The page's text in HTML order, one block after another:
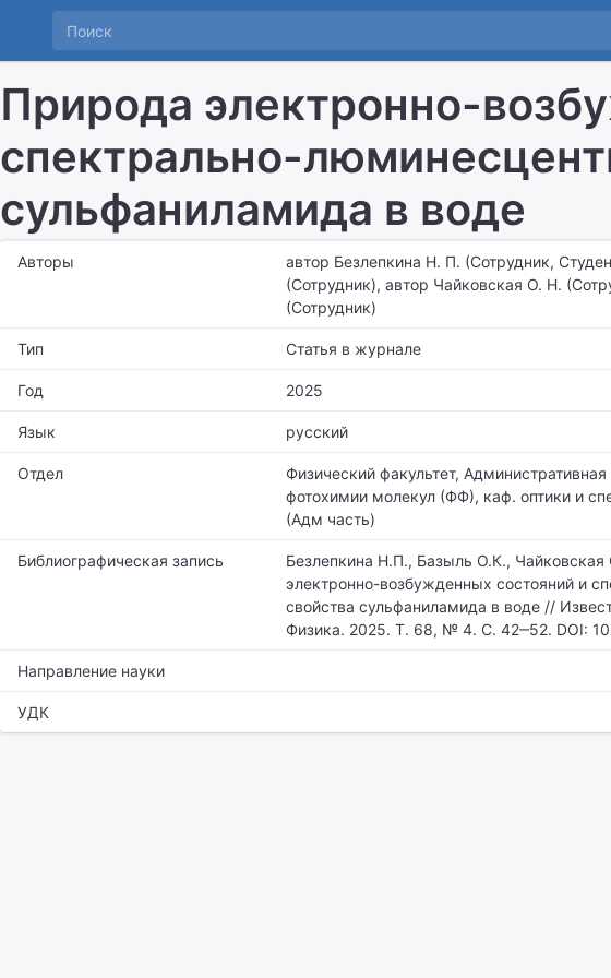
Природа электронно-
спектрально-
сульфаниламида в воде
Авторы
автор Безлепкина Н. П. (Сотрудник,
(Сотрудник), автор Чайковская О. Н.
(Сотрудник)
Тип Статья в журнале
Год 2025
Язык русский
Отдел Физический факультет, Административная
фотохимии молекул (ФФ), каф. оптики и
(Адм часть)
Библиографическая запись
Безлепкина Н.П., Базыль О.К.,
электронно-возбужденных состояний и
свойства сульфаниламида в воде //
Физика. 2025. Т. 68, № 4. С. 42‒52. DOI:
Направление науки
УДК